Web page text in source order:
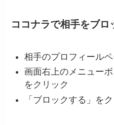
ココナラで相手をブロ
相手のプロフィールペ
画面右上のメニュー
をクリック
「ブロックする」を